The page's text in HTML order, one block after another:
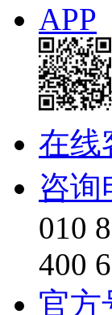
APP
在线
咨询
010
400
官方